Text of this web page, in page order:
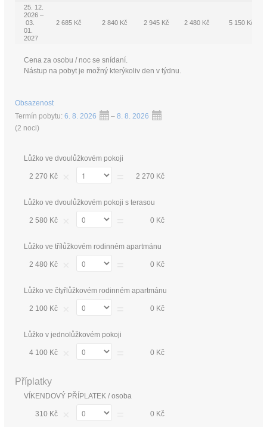
25. 12.
2026 –
03.
01.
2027
2 685 Kč 2 840 Kč 2 945 Kč 2 480 Kč 5 150 Kč
Cena za osobu / noc se snídaní.
Nástup na pobyt je možný kterýkoliv den v týdnu.
Obsazenost
Termín pobytu: 6. 8. 2026 – 8. 8. 2026
(2 noci)
Lůžko ve dvoulůžkovém pokoji
2 270 Kč 2 270 Kč
Lůžko ve dvoulůžkovém pokoji s terasou
2 580 Kč 0 Kč
Lůžko ve třílůžkovém rodinném apartmánu
2 480 Kč 0 Kč
Lůžko ve čtyřlůžkovém rodinném apartmánu
2 100 Kč 0 Kč
Lůžko v jednolůžkovém pokoji
4 100 Kč 0 Kč
Příplatky
VÍKENDOVÝ PŘÍPLATEK / osoba
310 Kč 0 Kč